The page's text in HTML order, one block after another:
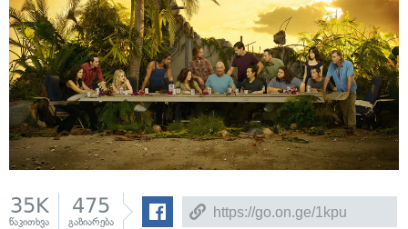
35K
წაკითხვა
475
გაზიარება